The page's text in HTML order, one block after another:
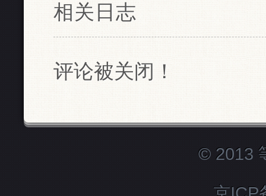
相关日志
评论被关闭！
© 2013